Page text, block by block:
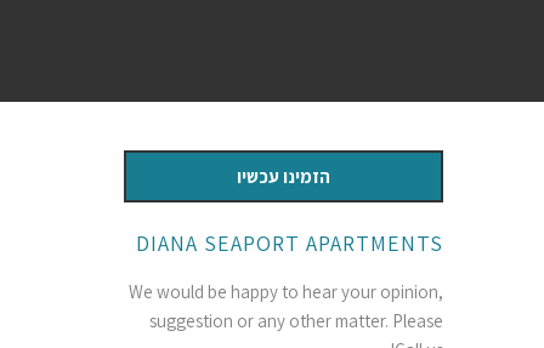
הזמינו עכשיו
DIANA SEAPORT APARTMENTS
We would be happy to hear your opinion,
suggestion or any other matter. Please